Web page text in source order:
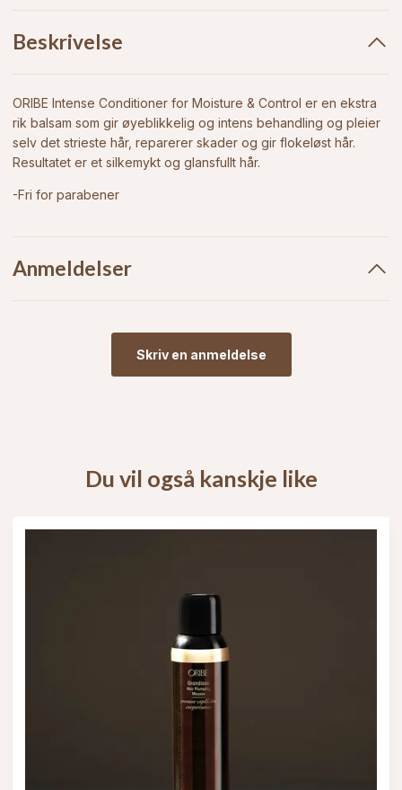
Beskrivelse
ORIBE Intense Conditioner for Moisture & Control er en ekstra
rik balsam som gir øyeblikkelig og intens behandling og pleier
selv det strieste hår, reparerer skader og gir flokeløst hår.
Resultatet er et silkemykt og glansfullt hår.
-Fri for parabener
Anmeldelser
Skriv en anmeldelse
Du vil også kanskje like